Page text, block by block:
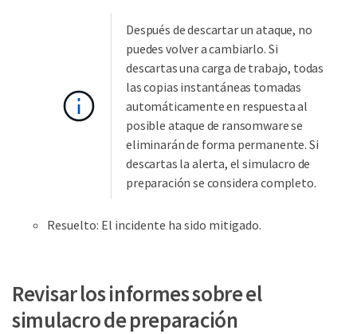
Después de descartar un ataque, no
puedes volver a cambiarlo. Si
descartas una carga de trabajo, todas
las copias instantáneas tomadas
automáticamente en respuesta al
posible ataque de ransomware se
eliminarán de forma permanente. Si
descartas la alerta, el simulacro de
preparación se considera completo.
Resuelto: El incidente ha sido mitigado.
Revisar los informes sobre el
simulacro de preparación